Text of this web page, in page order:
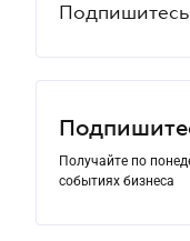
Получайте по
событиях бизнеса